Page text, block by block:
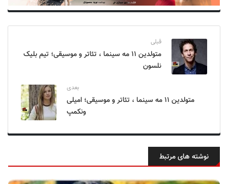
قبلی
متولدین ۱۱ مه سینما ، تئاتر و موسیقی؛ تیم بلیک
نلسون
بعدی
متولدین ۱۱ مه سینما ، تئاتر و موسیقی؛ امیلی
ونکمپ
نوشته های مرتبط